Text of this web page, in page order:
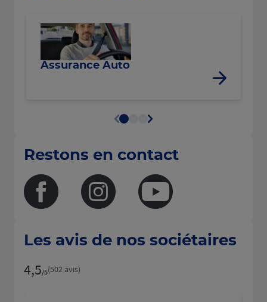
Assurance Auto
Restons en contact
Facebook Instagram Youtube
Les avis de nos sociétaires
4,5/5Note de 4.5 sur 5
(502 avis)